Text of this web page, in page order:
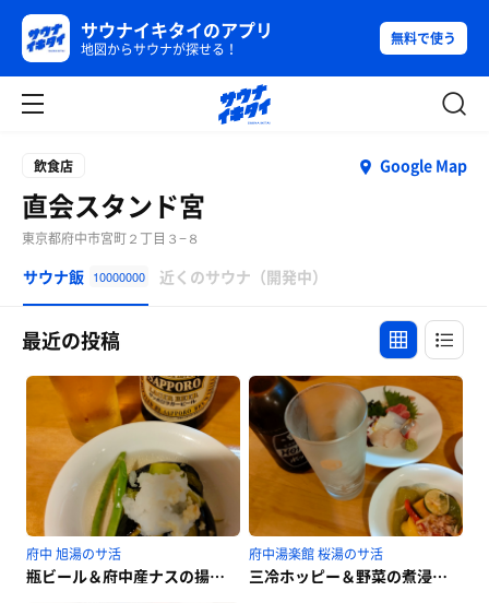
サウナイキタイのアプリ
地図からサウナが探せる！
無料で使う
飲食店 Google Map
直会スタンド宮
東京都府中市宮町２丁目３−８
サウナ飯 10000000 近くのサウナ（開発中）
最近の投稿
府中 旭湯のサ活
瓶ビール＆府中産ナスの揚げ浸し
府中湯楽館 桜湯のサ活
三冷ホッピー＆野菜の煮浸し、刺身盛り合わせ